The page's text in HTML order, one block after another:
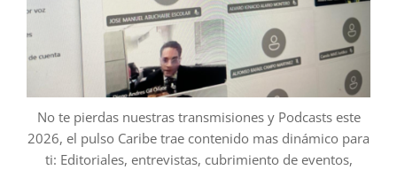
No te pierdas nuestras transmisiones y Podcasts este
2026, el pulso Caribe trae contenido mas dinámico para
ti: Editoriales, entrevistas, cubrimiento de eventos,